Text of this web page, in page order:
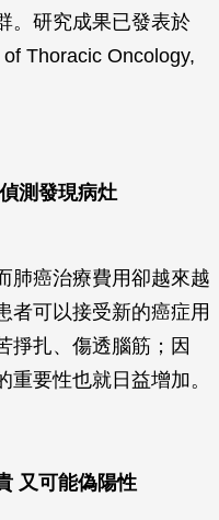
。研究成果已發表於
of Thoracic Oncology,
測發現病灶
肺癌治療費用卻越來越
者可以接受新的癌症用
掙扎、傷透腦筋；因
要性也就日益增加。
又可能偽陽性